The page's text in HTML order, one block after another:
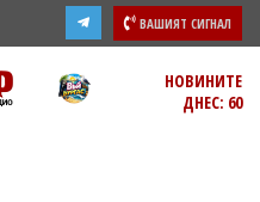
ВАШИЯТ СИГНАЛ
НОВИНИТЕ
ДНЕС: 60